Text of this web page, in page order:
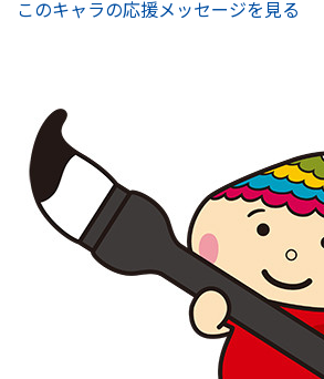
このキャラの応援メッセージを見る